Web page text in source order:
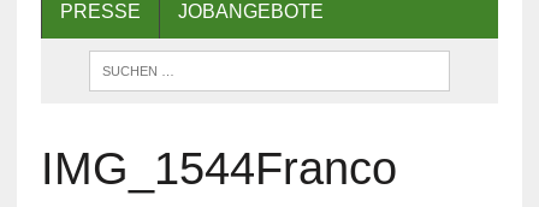
PRESSE JOBANGEBOTE
IMG_1544Franco